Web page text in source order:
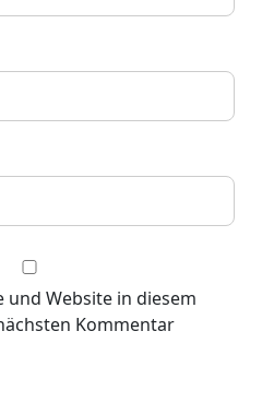
und Website in diesem
Kommentar